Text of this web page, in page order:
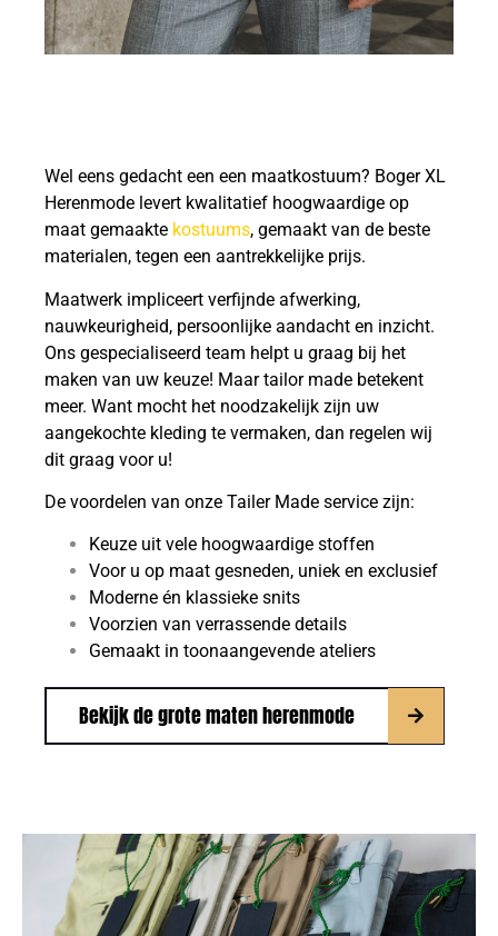
Wel eens gedacht een een maatkostuum? Boger XL
Herenmode levert kwalitatief hoogwaardige op
maat gemaakte kostuums, gemaakt van de beste
materialen, tegen een aantrekkelijke prijs.
Maatwerk impliceert verfijnde afwerking,
nauwkeurigheid, persoonlijke aandacht en inzicht.
Ons gespecialiseerd team helpt u graag bij het
maken van uw keuze! Maar tailor made betekent
meer. Want mocht het noodzakelijk zijn uw
aangekochte kleding te vermaken, dan regelen wij
dit graag voor u!
De voordelen van onze Tailer Made service zijn:
Keuze uit vele hoogwaardige stoffen
Voor u op maat gesneden, uniek en exclusief
Moderne én klassieke snits
Voorzien van verrassende details
Gemaakt in toonaangevende ateliers
Bekijk de grote maten herenmode